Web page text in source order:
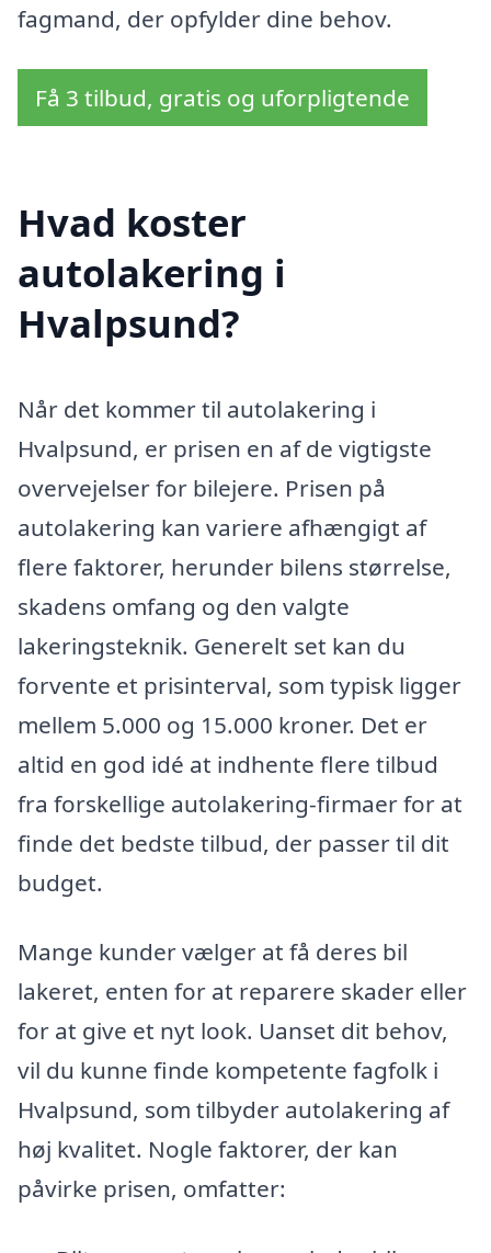
fagmand, der opfylder dine behov.
Få 3 tilbud, gratis og uforpligtende
Hvad koster
autolakering i
Hvalpsund?
Når det kommer til autolakering i
Hvalpsund, er prisen en af de vigtigste
overvejelser for bilejere. Prisen på
autolakering kan variere afhængigt af
flere faktorer, herunder bilens størrelse,
skadens omfang og den valgte
lakeringsteknik. Generelt set kan du
forvente et prisinterval, som typisk ligger
mellem 5.000 og 15.000 kroner. Det er
altid en god idé at indhente flere tilbud
fra forskellige autolakering-firmaer for at
finde det bedste tilbud, der passer til dit
budget.
Mange kunder vælger at få deres bil
lakeret, enten for at reparere skader eller
for at give et nyt look. Uanset dit behov,
vil du kunne finde kompetente fagfolk i
Hvalpsund, som tilbyder autolakering af
høj kvalitet. Nogle faktorer, der kan
påvirke prisen, omfatter: